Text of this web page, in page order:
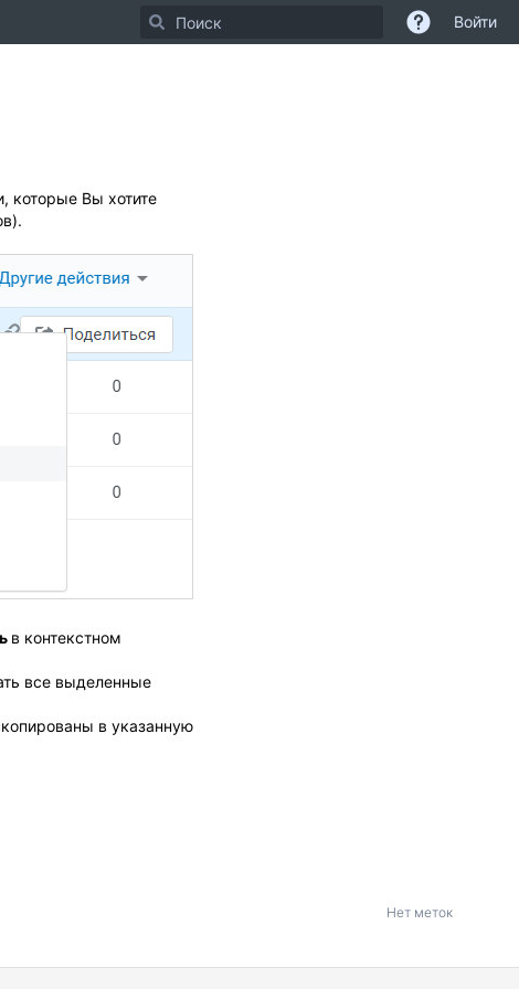
Войти
которые Вы хотите
в контекстном
все выделенные
в указанную
Нет меток